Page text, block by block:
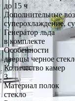
до 15 ч
Дополнительные
суперохлаждение,
Генератор льда
в комплекте
Особенности
дверцы черное
Количество камер
3
Материал полок
стекло